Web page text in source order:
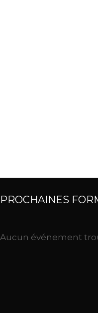
PROCHAINES
Aucun événement